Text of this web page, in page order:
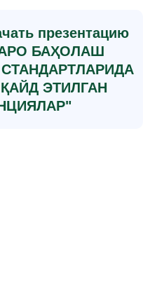
презентацию
БАҲОЛАШ
ҚАЙД ЭТИЛГАН